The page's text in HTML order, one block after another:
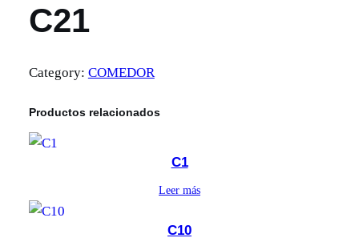
C21
Category: COMEDOR
Productos relacionados
C1
Leer más
C10